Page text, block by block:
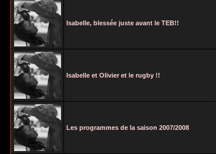
Isabelle, blessée juste avant le TEB!!
Isabelle et Olivier et le rugby !!
Les programmes de la saison 2007/2008